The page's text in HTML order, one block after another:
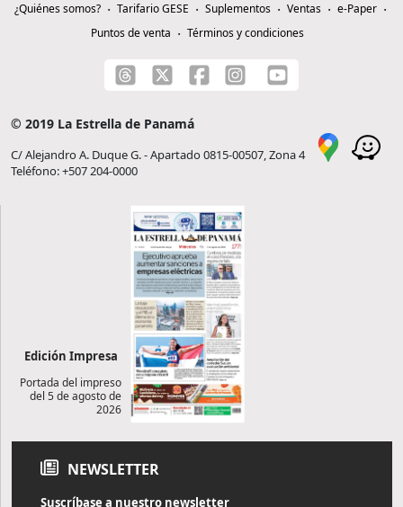
¿Quiénes somos? Tarifario GESE Suplementos Ventas
e-Paper
Puntos de venta
Términos y condiciones
© 2019 La Estrella de Panamá
C/ Alejandro A. Duque G. - Apartado 0815-00507, Zona 4
Teléfono: +507 204-0000
Edición Impresa
Portada del impreso
del 5 de agosto de
2026
NEWSLETTER
Suscríbase a nuestro newsletter